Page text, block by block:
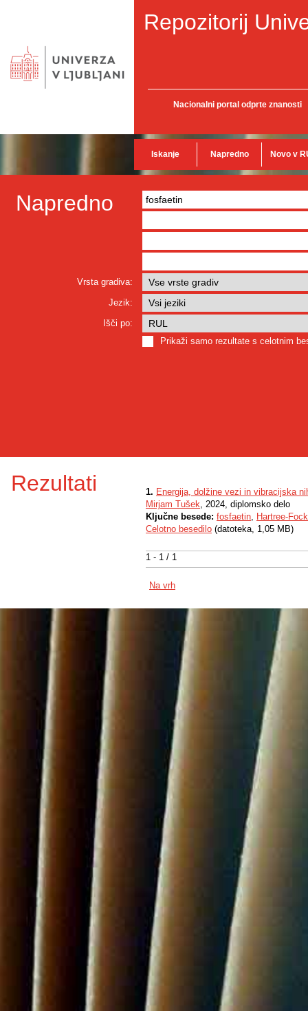
Repozitorij
Nacionalni portal odprte znanosti
Iskanje Napredno Novo v
Napredno
Vrsta gradiva:
Jezik:
Išči po:
Prikaži samo rezultate s celotnim
Rezultati
1 - 1 / 1
1. Energija, dolžine vezi in vibracijska
Mirjam Tušek, 2024, diplomsko delo
Ključne besede: fosfaetin, Hartree-
Celotno besedilo (datoteka, 1,05 MB)
Na vrh